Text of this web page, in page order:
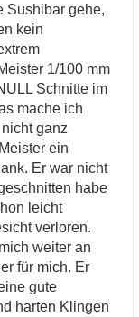
Sushibar gehe,
kein
1/100 mm
Schnitte im
mache ich
ganz
ein
Er war nicht
habe
leicht
verloren.
weiter an
für mich. Er
gute
harten Klingen